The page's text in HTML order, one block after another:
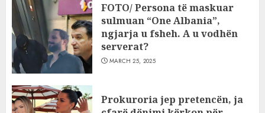
FOTO/ Persona të maskuar
sulmuan “One Albania”,
ngjarja u fsheh. A u vodhën
serverat?
MARCH 25, 2025
Prokuroria jep pretencën, ja